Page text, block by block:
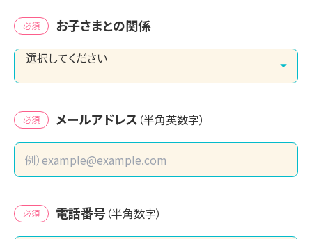
必須 お子さまとの関係
必須 メールアドレス （半角英数字）
必須 電話番号 （半角数字）